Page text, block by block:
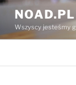
Przejdź
treści
NOAD.PL
Wszyscy jesteśmy